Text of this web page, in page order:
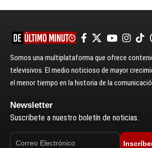
Somos una multiplataforma que ofrece
televisivos. El medio noticioso de mayor
el menor tiempo en la historia de la
Newsletter
Suscríbete a nuestro boletín de noticias.